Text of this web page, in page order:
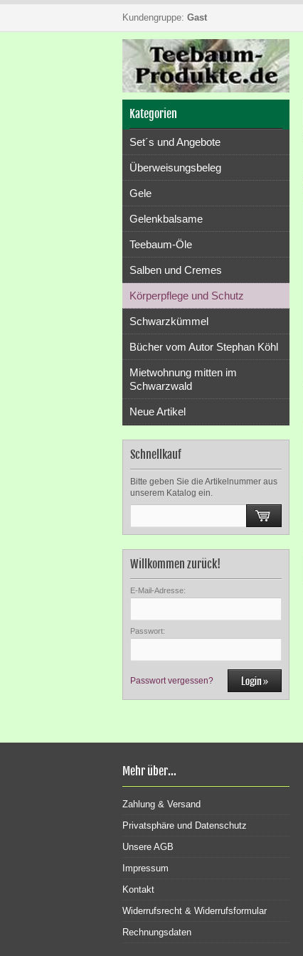
Kundengruppe: Gast
Kategorien
Set´s und Angebote
Überweisungsbeleg
Gele
Gelenkbalsame
Teebaum-Öle
Salben und Cremes
Körperpflege und Schutz
Schwarzkümmel
Bücher vom Autor Stephan Köhl
Mietwohnung mitten im
Schwarzwald
Neue Artikel
Schnellkauf
Bitte geben Sie die Artikelnummer aus
unserem Katalog ein.
Willkommen zurück!
E-Mail-Adresse:
Passwort:
Passwort vergessen?
Mehr über...
Zahlung & Versand
Privatsphäre und Datenschutz
Unsere AGB
Impressum
Kontakt
Widerrufsrecht & Widerrufsformular
Rechnungsdaten